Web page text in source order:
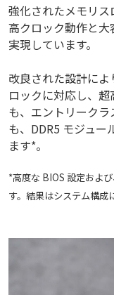
強化されたメモリス
高クロック動作と大
実現しています。
改良された設計に
ロックに対応し、
も、エントリーク
も、DDR5 モジュー
ます*。
*高度な BIOS 設定およ
す。結果はシステム構成